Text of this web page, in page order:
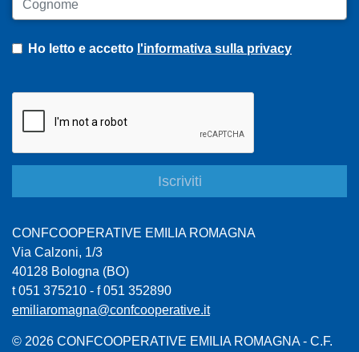
Ho letto e accetto l'informativa sulla privacy
CONFCOOPERATIVE EMILIA ROMAGNA
Via Calzoni, 1/3
40128 Bologna (BO)
t 051 375210 - f 051 352890
emiliaromagna@confcooperative.it
© 2026 CONFCOOPERATIVE EMILIA ROMAGNA - C.F.